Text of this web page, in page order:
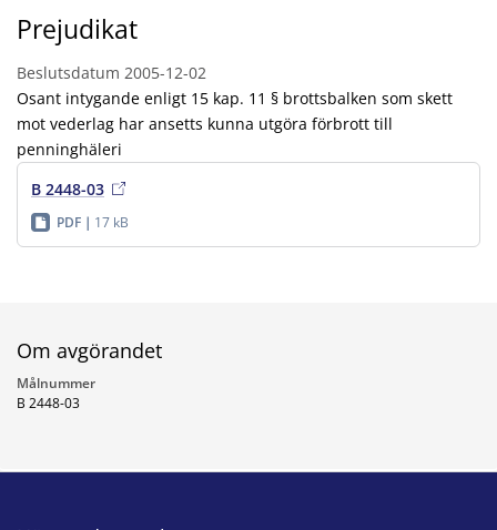
Prejudikat
Beslutsdatum 2005-12-02
Osant intygande enligt 15 kap. 11 § brottsbalken som skett
mot vederlag har ansetts kunna utgöra förbrott till
penninghäleri
B 2448-03
PDF 17 kB
Om avgörandet
Målnummer
B 2448-03